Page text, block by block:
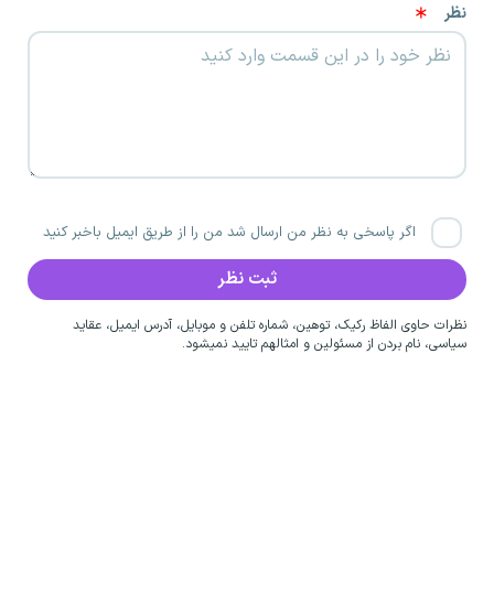
نظر
اگر پاسخی به نظر من ارسال شد من را از طریق ایمیل باخبر کنید
نظرات حاوی الفاظ رکیک، توهین، شماره تلفن و موبایل، آدرس ایمیل، عقاید
سیاسی، نام بردن از مسئولین و امثالهم تایید نمیشود.